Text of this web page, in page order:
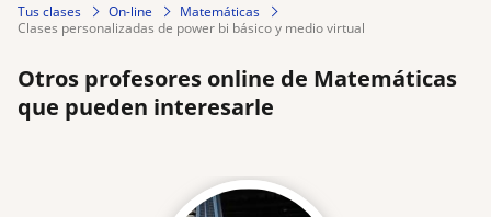
Tus clases On-line
Matemáticas
clases personalizadas de power bi básico y medio virtual
Otros profesores online de Matemáticas
que pueden interesarle